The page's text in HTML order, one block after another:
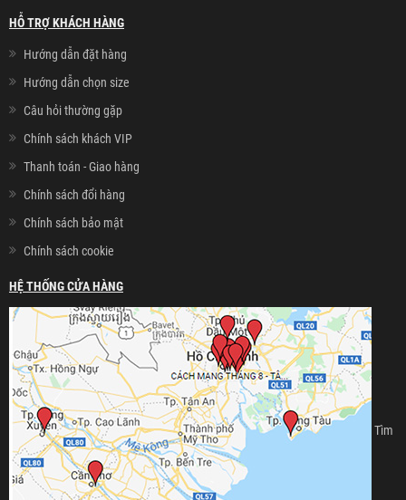
HỖ TRỢ KHÁCH HÀNG
Hướng dẫn đặt hàng
Hướng dẫn chọn size
Câu hỏi thường gặp
Chính sách khách VIP
Thanh toán - Giao hàng
Chính sách đổi hàng
Chính sách bảo mật
Chính sách cookie
HỆ THỐNG CỬA HÀNG
Tìm